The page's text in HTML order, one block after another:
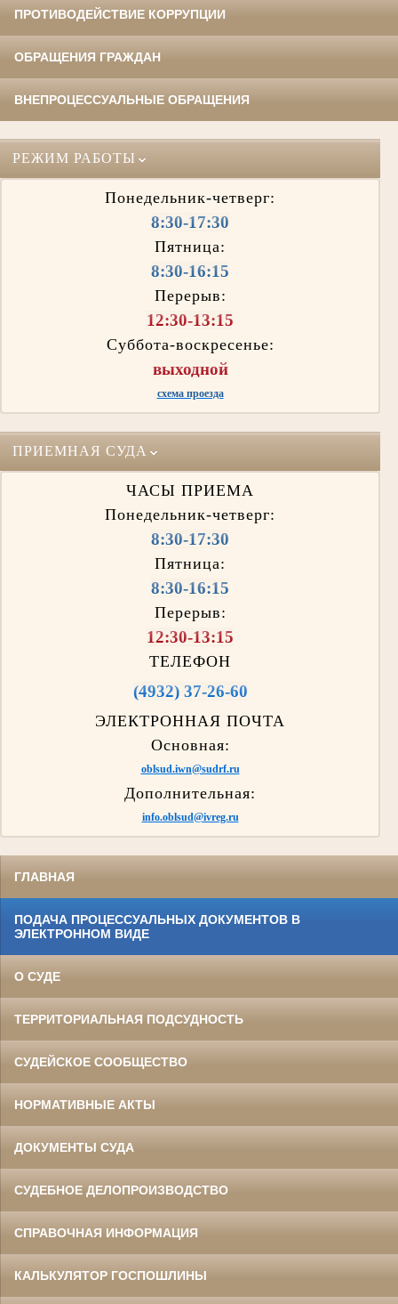
ПРОТИВОДЕЙСТВИЕ КОРРУПЦИИ
ОБРАЩЕНИЯ ГРАЖДАН
ВНЕПРОЦЕССУАЛЬНЫЕ ОБРАЩЕНИЯ
РЕЖИМ РАБОТЫ
Понедельник-четверг:
8:30-17:30
Пятница:
8:30-16:15
Перерыв:
12:30-13:15
Суббота-воскресенье:
выходной
схема проезда
ПРИЕМНАЯ СУДА
ЧАСЫ ПРИЕМА
Понедельник-четверг:
8:30-17:30
Пятница:
8:30-16:15
Перерыв:
12:30-13:15
ТЕЛЕФОН
(4932) 37-26-60
ЭЛЕКТРОННАЯ ПОЧТА
Основная:
oblsud.iwn@sudrf.ru
Дополнительная:
info.oblsud@ivreg.ru
ГЛАВНАЯ
ПОДАЧА ПРОЦЕССУАЛЬНЫХ ДОКУМЕНТОВ В
ЭЛЕКТРОННОМ ВИДЕ
О СУДЕ
ТЕРРИТОРИАЛЬНАЯ ПОДСУДНОСТЬ
СУДЕЙСКОЕ СООБЩЕСТВО
НОРМАТИВНЫЕ АКТЫ
ДОКУМЕНТЫ СУДА
СУДЕБНОЕ ДЕЛОПРОИЗВОДСТВО
СПРАВОЧНАЯ ИНФОРМАЦИЯ
КАЛЬКУЛЯТОР ГОСПОШЛИНЫ